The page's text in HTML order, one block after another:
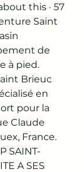
this · 57
Saint
de
à pied.
Brieuc
en
pour la
Claude
France.
SAINT-
A SES